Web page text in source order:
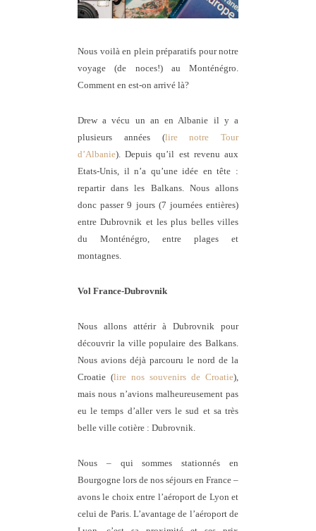
Nous voilà en plein préparatifs pour notre
voyage (de noces!) au Monténégro.
Comment en est-on arrivé là?
Drew a vécu un an en Albanie il y a
plusieurs années (lire notre Tour
d’Albanie). Depuis qu’il est revenu aux
Etats-Unis, il n’a qu’une idée en tête :
repartir dans les Balkans. Nous allons
donc passer 9 jours (7 journées entières)
entre Dubrovnik et les plus belles villes
du Monténégro, entre plages et
montagnes.
Vol France-Dubrovnik
Nous allons attérir à Dubrovnik pour
découvrir la ville populaire des Balkans.
Nous avions déjà parcouru le nord de la
Croatie (lire nos souvenirs de Croatie),
mais nous n’avions malheureusement pas
eu le temps d’aller vers le sud et sa très
belle ville cotière : Dubrovnik.
Nous – qui sommes stationnés en
Bourgogne lors de nos séjours en France –
avons le choix entre l’aéroport de Lyon et
celui de Paris. L’avantage de l’aéroport de